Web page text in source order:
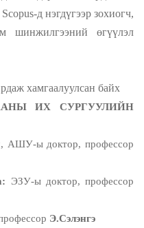
д нэгдүгээр зохиогч,
шинжилгээний өгүүлэл
хамгаалуулсан байх
ИХ СУРГУУЛИЙН
АШУ-ы доктор, профессор
ЭЗУ-ы доктор, профессор
Э.Сэлэнгэ